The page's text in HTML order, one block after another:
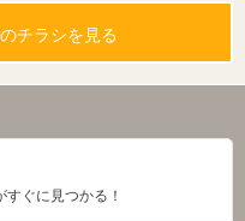
チラシを見る
ぐに見つかる！